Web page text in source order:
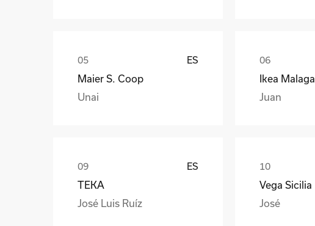
ES
Maier S. Coop
Unai
Ikea Malaga
Juan
ES
TEKA
José Luis Ruíz
Vega Sicilia
José